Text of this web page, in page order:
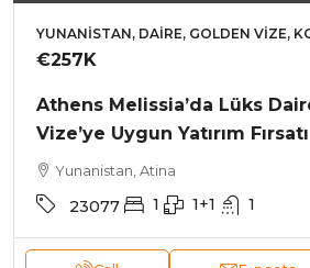
YUNANISTAN, DAIRE, GOLDEN VIZE,
€257K
Athens Melissia’da Lüks
Vize’ye Uygun Yatırım Fırsatı
Yunanistan, Atina
23077 1 1+1 1